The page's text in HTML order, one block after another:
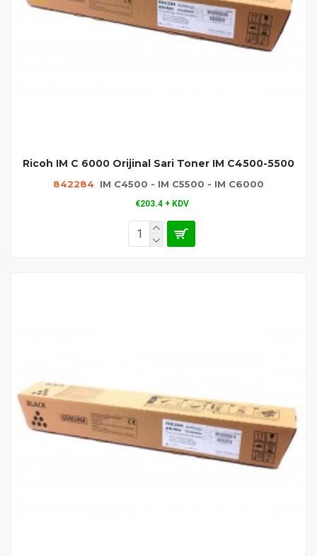
842284 IM C4500 - IM C5500 - IM C6000
Ricoh IM C 6000 Orijinal Sari Toner IM C4500-5500
€203.4 + KDV